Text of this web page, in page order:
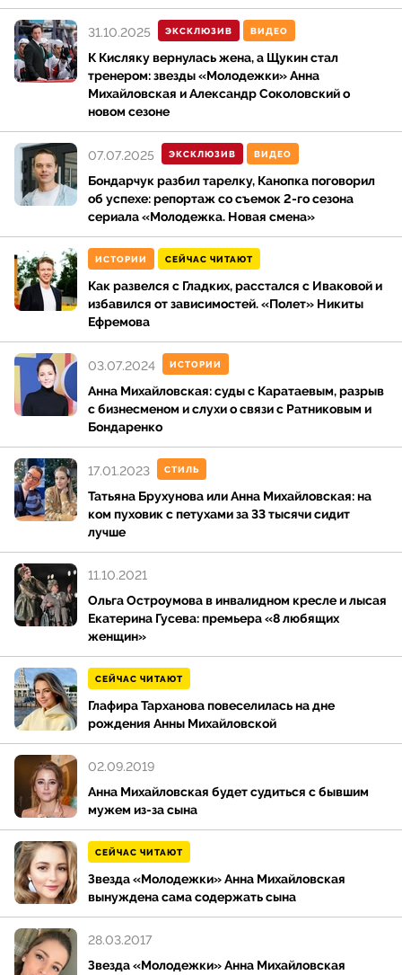
ЭКСКЛЮЗИВ ВИДЕО
К Кисляку вернулась жена, а Щукин стал
тренером: звезды «Молодежки» Анна
Михайловская и Александр Соколовский о
новом сезоне
31.10.2025
ЭКСКЛЮЗИВ ВИДЕО
Бондарчук разбил тарелку, Канопка поговорил
об успехе: репортаж со съемок 2-го сезона
сериала «Молодежка. Новая смена»
07.07.2025
ИСТОРИИ СЕЙЧАС ЧИТАЮТ
Как развелся с Гладких, расстался с Иваковой и
избавился от зависимостей. «Полет» Никиты
Ефремова
ИСТОРИИ
Анна Михайловская: суды с Каратаевым, разрыв
с бизнесменом и слухи о связи с Ратниковым и
Бондаренко
03.07.2024
СТИЛЬ
Татьяна Брухунова или Анна Михайловская: на
ком пуховик с петухами за 33 тысячи сидит
лучше
17.01.2023
Ольга Остроумова в инвалидном кресле и лысая
Екатерина Гусева: премьера «8 любящих
женщин»
11.10.2021
СЕЙЧАС ЧИТАЮТ
Глафира Тарханова повеселилась на дне
рождения Анны Михайловской
Анна Михайловская будет судиться с бывшим
мужем из-за сына
02.09.2019
СЕЙЧАС ЧИТАЮТ
Звезда «Молодежки» Анна Михайловская
вынуждена сама содержать сына
Звезда «Молодежки» Анна Михайловская
28.03.2017